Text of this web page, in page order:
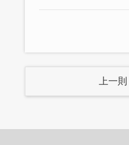
│柚木、瓷器
上一則